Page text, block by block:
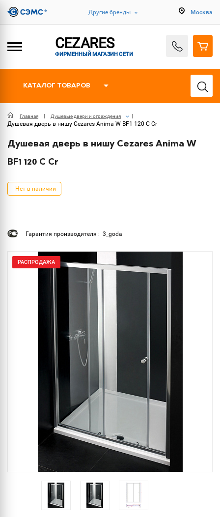
Другие бренды Москва
CEZARES
ФИРМЕННЫЙ МАГАЗИН СЕТИ
КАТАЛОГ ТОВАРОВ
Главная Душевые двери и ограждения
Душевая дверь в нишу Cezares Anima W BF1 120 C Cr
Душевая дверь в нишу Cezares Anima W
BF1 120 C Cr
Нет в наличии
Гарантия производителя : 3_goda
РАСПРОДАЖА